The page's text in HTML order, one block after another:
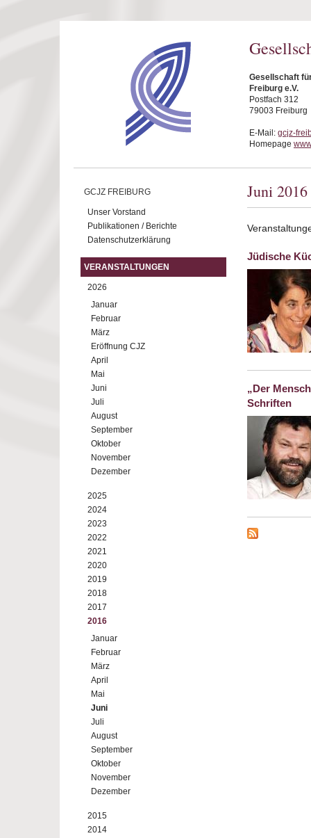
Gesellschaft
Freiburg e.V.
Postfach 312
79003 Freiburg
E-Mail: gcjz-
Homepage
GCJZ FREIBURG
Unser Vorstand
Publikationen / Berichte
Datenschutzerklärung
VERANSTALTUNGEN
2026
Januar
Februar
März
Eröffnung CJZ
April
Mai
Juni
Juli
August
September
Oktober
November
Dezember
2025
2024
2023
2022
2021
2020
2019
2018
2017
2016
Januar
Februar
März
April
Mai
Juni
Juli
August
September
Oktober
November
Dezember
2015
2014
Juni 2016
Jüdische
„Der
Schriften